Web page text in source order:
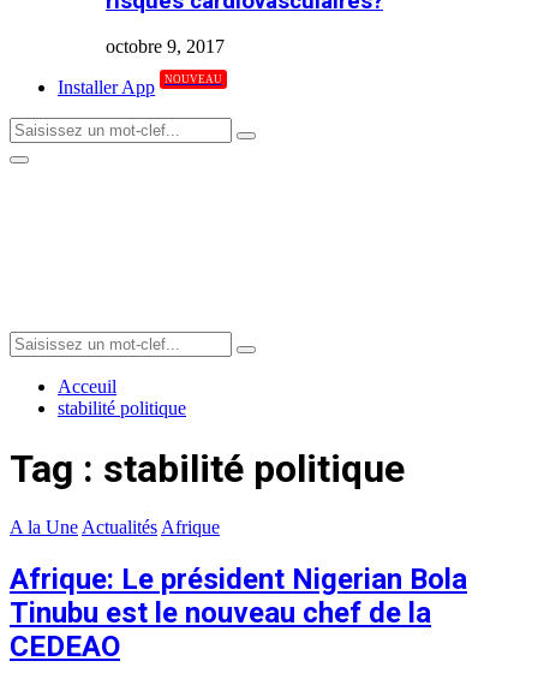
octobre 9, 2017
Installer App
NOUVEAU
Search
for:
Search
Primary
Search
for:
Search
Acceuil
stabilité politique
Tag : stabilité politique
A la Une Actualités Afrique
Afrique: Le président Nigerian Bola
Tinubu est le nouveau chef de la
CEDEAO